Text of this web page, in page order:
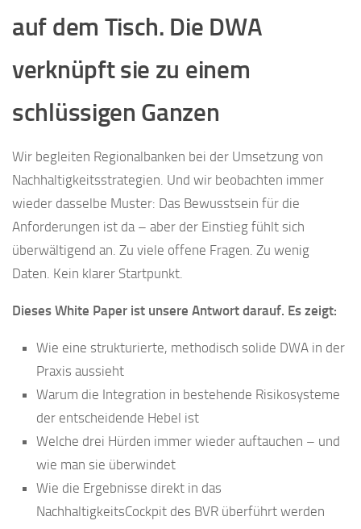
auf dem Tisch. Die DWA
verknüpft sie zu einem
schlüssigen Ganzen
Wir begleiten Regionalbanken bei der Umsetzung von
Nachhaltigkeitsstrategien. Und wir beobachten immer
wieder dasselbe Muster: Das Bewusstsein für die
Anforderungen ist da – aber der Einstieg fühlt sich
überwältigend an. Zu viele offene Fragen. Zu wenig
Daten. Kein klarer Startpunkt.
Dieses White Paper ist unsere Antwort darauf. Es zeigt:
Wie eine strukturierte, methodisch solide DWA in der
Praxis aussieht
Warum die Integration in bestehende Risikosysteme
der entscheidende Hebel ist
Welche drei Hürden immer wieder auftauchen – und
wie man sie überwindet
Wie die Ergebnisse direkt in das
NachhaltigkeitsCockpit des BVR überführt werden